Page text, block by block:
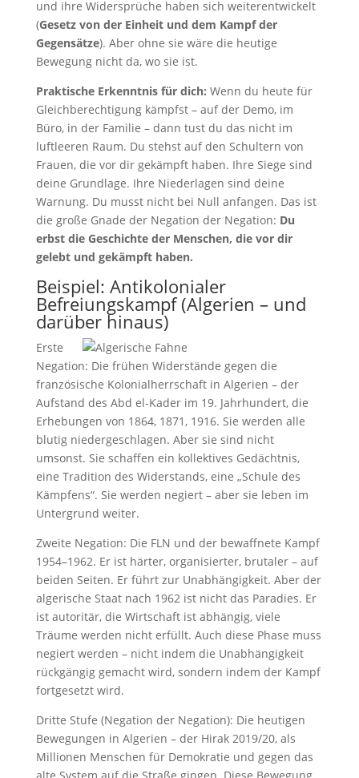
und ihre Widersprüche haben sich weiterentwickelt
(Gesetz von der Einheit und dem Kampf der
Gegensätze). Aber ohne sie wäre die heutige
Bewegung nicht da, wo sie ist.
Praktische Erkenntnis für dich: Wenn du heute für
Gleichberechtigung kämpfst – auf der Demo, im
Büro, in der Familie – dann tust du das nicht im
luftleeren Raum. Du stehst auf den Schultern von
Frauen, die vor dir gekämpft haben. Ihre Siege sind
deine Grundlage. Ihre Niederlagen sind deine
Warnung. Du musst nicht bei Null anfangen. Das ist
die große Gnade der Negation der Negation: Du
erbst die Geschichte der Menschen, die vor dir
gelebt und gekämpft haben.
Beispiel: Antikolonialer
Befreiungskampf (Algerien – und
darüber hinaus)
Erste
Negation: Die frühen Widerstände gegen die
französische Kolonialherrschaft in Algerien – der
Aufstand des Abd el-Kader im 19. Jahrhundert, die
Erhebungen von 1864, 1871, 1916. Sie werden alle
blutig niedergeschlagen. Aber sie sind nicht
umsonst. Sie schaffen ein kollektives Gedächtnis,
eine Tradition des Widerstands, eine „Schule des
Kämpfens“. Sie werden negiert – aber sie leben im
Untergrund weiter.
Zweite Negation: Die FLN und der bewaffnete Kampf
1954–1962. Er ist härter, organisierter, brutaler – auf
beiden Seiten. Er führt zur Unabhängigkeit. Aber der
algerische Staat nach 1962 ist nicht das Paradies. Er
ist autoritär, die Wirtschaft ist abhängig, viele
Träume werden nicht erfüllt. Auch diese Phase muss
negiert werden – nicht indem die Unabhängigkeit
rückgängig gemacht wird, sondern indem der Kampf
fortgesetzt wird.
Dritte Stufe (Negation der Negation): Die heutigen
Bewegungen in Algerien – der Hirak 2019/20, als
Millionen Menschen für Demokratie und gegen das